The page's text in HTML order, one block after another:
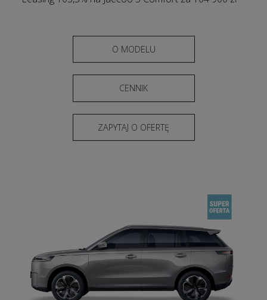
O MODELU
CENNIK
ZAPYTAJ O OFERTĘ